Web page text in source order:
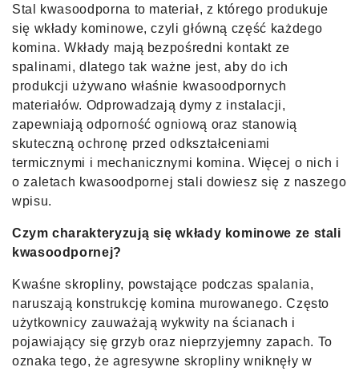
Stal kwasoodporna to materiał, z którego produkuje
się wkłady kominowe, czyli główną część każdego
komina. Wkłady mają bezpośredni kontakt ze
spalinami, dlatego tak ważne jest, aby do ich
produkcji używano właśnie kwasoodpornych
materiałów. Odprowadzają dymy z instalacji,
zapewniają odporność ogniową oraz stanowią
skuteczną ochronę przed odkształceniami
termicznymi i mechanicznymi komina. Więcej o nich i
o zaletach kwasoodpornej stali dowiesz się z naszego
wpisu.
Czym charakteryzują się wkłady kominowe ze stali
kwasoodpornej?
Kwaśne skropliny, powstające podczas spalania,
naruszają konstrukcję komina murowanego. Często
użytkownicy zauważają wykwity na ścianach i
pojawiający się grzyb oraz nieprzyjemny zapach. To
oznaka tego, że agresywne skropliny wniknęły w